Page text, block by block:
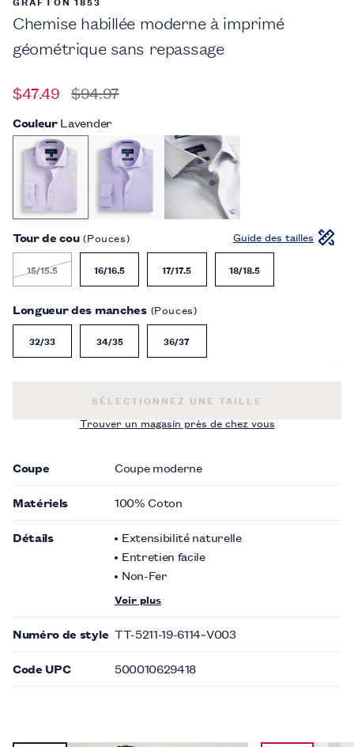
Chemise habillée moderne à imprimé
géométrique sans repassage
$47.49 $94.97
Couleur Lavender
Tour de cou (Pouces) Guide des tailles
15/15.5 16/16.5 17/17.5 18/18.5
Longueur des manches (Pouces)
32/33 34/35 36/37
CHEMISE HABILLÉE MODERNE À IMPRIMÉ
SÉLECTIONNEZ UNE TAILLE
Trouver un magasin près de chez vous
Coupe Coupe moderne
Matériels 100% Coton
Détails
Extensibilité naturelle
Entretien facile
Non-Fer
Voir plus
Numéro de style TT-5211-19-6114~V003
Code UPC 500010629418